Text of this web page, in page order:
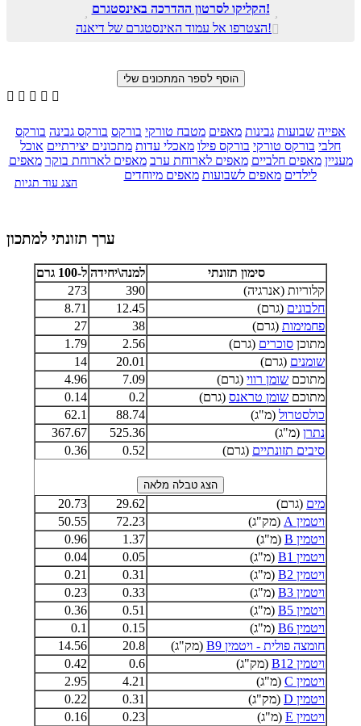
הקליקו לסרטון ההדרכה באינסטגרם!
הצטרפו אל עמוד האינסטגרם של דיאנה!
    
אפייה שבועות גבינות מאפים מטבח טורקי בורקס בורקס גבינה בורקס
חלבי בורקס טורקי בורקס פילו מאכלי עדות מתכונים יצירתיים אוכל
מעניין מאפים חלביים מאפים לארוחת ערב מאפים לארוחת בוקר מאפים
לילדים מאפים לשבועות מאפים מיוחדים
הצג עוד תגיות
ערך תזונתי למתכון
סימון תזונתי למנה\יחידה ל-100 גרם
קלוריות (אנרגיה)
390
273
חלבונים (גרם) 12.45
8.71
פחמימות (גרם) 38
27
מתוכן סוכרים (גרם) 2.56
1.79
שומנים (גרם) 20.01
14
מתוכם שומן רווי (גרם) 7.09
4.96
מתוכם שומן טראנס (גרם) 0.2
0.14
כולסטרול (מ"ג) 88.74
62.1
נתרן (מ"ג) 525.36
367.67
סיבים תזונתיים (גרם) 0.52
0.36
מים (גרם) 29.62
20.73
ויטמין A
(מק"ג) 72.23
50.55
ויטמין B
(מ"ג) 1.37
0.96
ויטמין B1
(מ"ג) 0.05
0.04
ויטמין B2
(מ"ג) 0.31
0.21
ויטמין B3
(מ"ג) 0.33
0.23
ויטמין B5
(מ"ג) 0.51
0.36
ויטמין B6
(מ"ג) 0.15
0.1
חומצה פולית - ויטמין B9
(מק"ג) 20.8
14.56
ויטמין B12
(מק"ג) 0.6
0.42
ויטמין C
(מ"ג) 4.21
2.95
ויטמין D
(מק"ג) 0.31
0.22
ויטמין E
(מ"ג) 0.23
0.16